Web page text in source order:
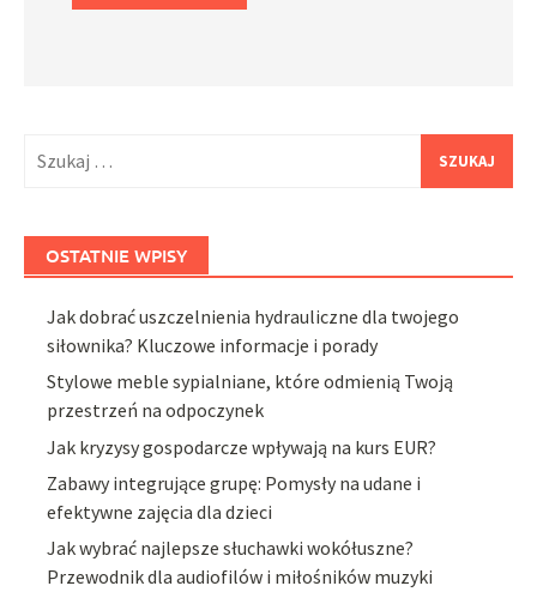
OSTATNIE WPISY
Jak dobrać uszczelnienia hydrauliczne dla twojego
siłownika? Kluczowe informacje i porady
Stylowe meble sypialniane, które odmienią Twoją
przestrzeń na odpoczynek
Jak kryzysy gospodarcze wpływają na kurs EUR?
Zabawy integrujące grupę: Pomysły na udane i
efektywne zajęcia dla dzieci
Jak wybrać najlepsze słuchawki wokółuszne?
Przewodnik dla audiofilów i miłośników muzyki